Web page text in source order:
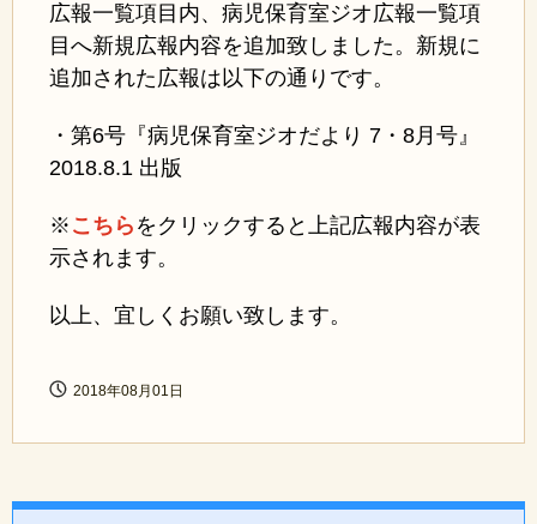
広報一覧項目内、病児保育室ジオ広報一覧項
目へ新規広報内容を追加致しました。新規に
追加された広報は以下の通りです。
・第6号『病児保育室ジオだより 7・8月号』
2018.8.1 出版
※ こちら をクリックすると上記広報内容が表
示されます。
以上、宜しくお願い致します。
2018年08月01日